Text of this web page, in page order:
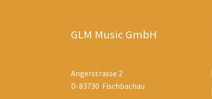
GLM Music GmbH
Angerstrasse 2
D-83730 Fischbachau